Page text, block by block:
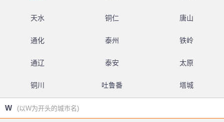
天水 铜仁 唐山
通化 泰州 铁岭
通辽 泰安 太原
铜川 吐鲁番 塔城
W (以W为开头的城市名)